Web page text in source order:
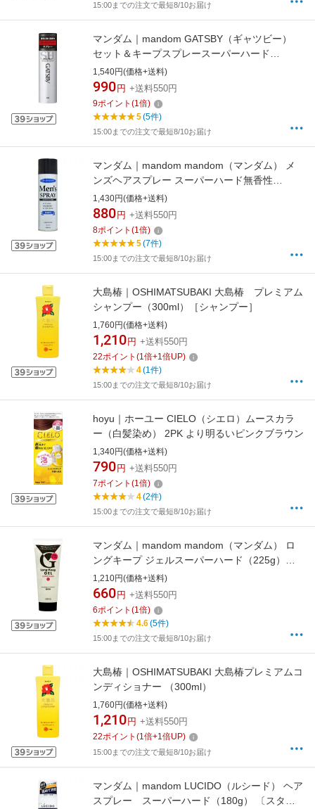
15:00までの注文で最短8/10お届け
マンダム｜mandom GATSBY（ギャツビー）
セット＆キープスプレースーパーハード
（180g） 〔スタイリング剤〕[GBSH]
【rb_pcp】
1,540円(価格+送料)
990 円 +送料550円
9ポイント (1倍)
5(5件)
15:00までの注文で最短8/10お届け
マンダム｜mandom mandom（マンダム） メ
ンズヘアスプレー スーパーハード無香性
（275g） 〔スタイリング剤〕【rb_pcp】
1,430円(価格+送料)
880 円 +送料550円
8ポイント (1倍)
5(7件)
15:00までの注文で最短8/10お届け
大島椿｜OSHIMATSUBAKI 大島椿 プレミアム
シャンプー（300ml）［シャンプー］
1,760円(価格+送料)
1,210 円 +送料550円
22ポイント (1倍+1倍UP)
4(1件)
15:00までの注文で最短8/10お届け
hoyu｜ホーユー CIELO（シエロ）ムースカラ
ー（白髪染め） 2PK より明るいピンクブラウン
1,340円(価格+送料)
790 円 +送料550円
7ポイント (1倍)
4(2件)
15:00までの注文で最短8/10お届け
マンダム｜mandom mandom（マンダム） ロ
ングキープ ジェルスーパーハード（225g）
〔スタイリングジェル〕【rb_pcp】
1,210円(価格+送料)
660 円 +送料550円
6ポイント (1倍)
4.6(5件)
15:00までの注文で最短8/10お届け
大島椿｜OSHIMATSUBAKI 大島椿プレミアムコ
ンディショナー （300ml）
1,760円(価格+送料)
1,210 円 +送料550円
22ポイント (1倍+1倍UP)
15:00までの注文で最短8/10お届け
マンダム｜mandom LUCIDO（ルシード） ヘア
スプレー スーパーハード（180g） 〔スタイ